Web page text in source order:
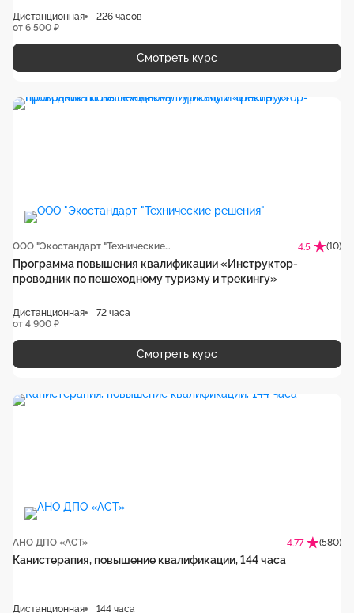
Дистанционная
226 часов
от 6 500 ₽
Смотреть курс
ООО "Экостандарт "Технические решения" 4.5 (10)
Программа повышения квалификации «Инструктор-
проводник по пешеходному туризму и трекингу»
Дистанционная
72 часа
от 4 900 ₽
Смотреть курс
АНО ДПО «АСТ» 4.77 (580)
Канистерапия, повышение квалификации, 144 часа
Дистанционная 144 часа